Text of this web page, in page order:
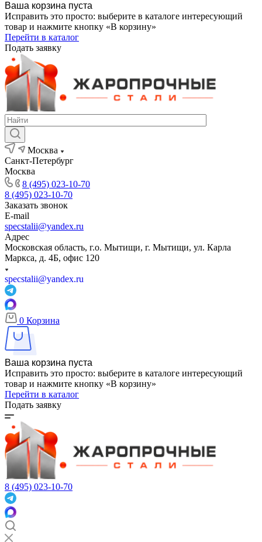
Ваша корзина пуста
Исправить это просто: выберите в каталоге интересующий
товар и нажмите кнопку «В корзину»
Перейти в каталог
Подать заявку
Москва
Санкт-Петербург
Москва
8 (495) 023-10-70
8 (495) 023-10-70
Заказать звонок
E-mail
specstalii@yandex.ru
Адрес
Московская область, г.о. Мытищи, г. Мытищи, ул. Карла
Маркса, д. 4Б, офис 120
specstalii@yandex.ru
0 Корзина
Ваша корзина пуста
Исправить это просто: выберите в каталоге интересующий
товар и нажмите кнопку «В корзину»
Перейти в каталог
Подать заявку
8 (495) 023-10-70